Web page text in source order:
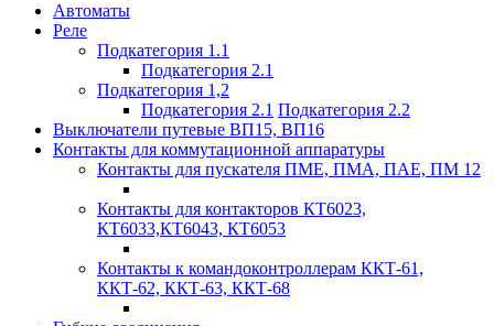
Автоматы
Реле
Подкатегория 1.1
Подкатегория 2.1
Подкатегория 1,2
Подкатегория 2.1 Подкатегория 2.2
Выключатели путевые ВП15, ВП16
Контакты для коммутационной аппаратуры
Контакты для пускателя ПМЕ, ПМА, ПАЕ, ПМ 12
Контакты для контакторов КТ6023,
КТ6033,КТ6043, КТ6053
Контакты к командоконтроллерам ККТ-61,
ККТ-62, ККТ-63, ККТ-68